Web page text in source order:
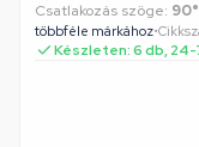
Csatlakozás szöge: 90°
többféle márkához•
Készleten: 6 db,